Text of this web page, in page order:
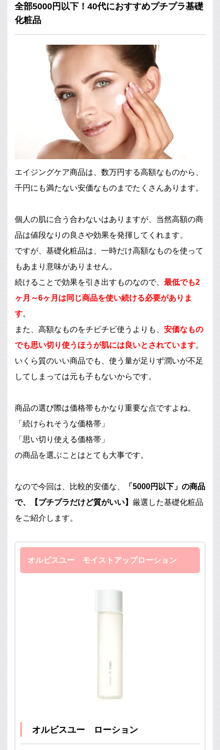
全部5000円以下！40代におすすめプチプラ基礎
化粧品
エイジングケア商品は、数万円する高額なものから、
千円にも満たない安価なものまでたくさんあります。
個人の肌に合う合わないはありますが、当然高額の商
品は値段なりの良さや効果を発揮してくれます。
ですが、基礎化粧品は、一時だけ高額なものを使って
もあまり意味がありません。
続けることで効果を引き出すものなので、 最低でも2
ヶ月～6ヶ月は同じ商品を使い続ける必要がありま
す。
また、高額なものをチビチビ使うよりも、 安価なもの
でも思い切り使うほうが肌には良いとされています。
いくら質のいい商品でも、使う量が足りず潤いが不足
してしまっては元も子もないからです。
商品の選び際は価格帯もかなり重要な点ですよね。
「続けられそうな価格帯」
「思い切り使える価格帯」
の商品を選ぶことはとても大事です。
なので今回は、比較的安価な、
「5000円以下」の商品
で、【プチプラだけど質がいい】 厳選した基礎化粧品
をご紹介します。
オルビスユー モイストアップローション
オルビスユー ローション